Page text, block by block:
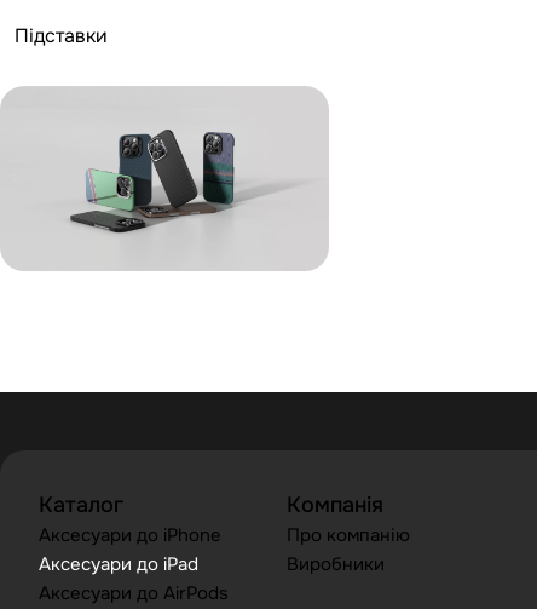
Підставки
Каталог
Аксесуари до iPhone
Аксесуари до iPad
Аксесуари до AirPods
Компанія
Про компанію
Виробники